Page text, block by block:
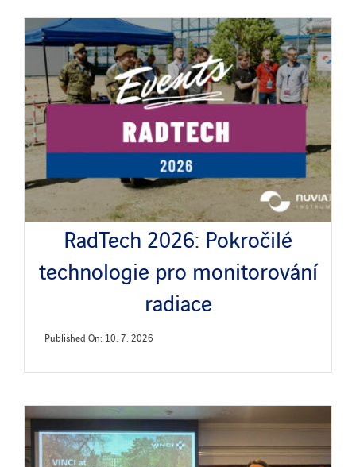
RadTech 2026: Pokročilé
technologie pro monitorování
radiace
Published On: 10. 7. 2026